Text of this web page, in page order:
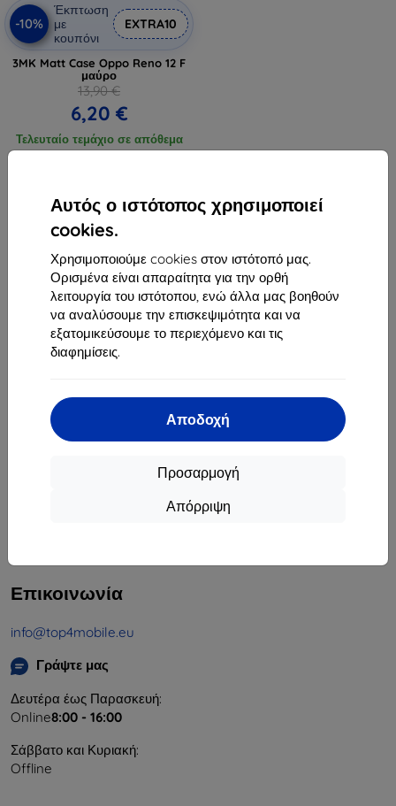
Αυτός ο ιστότοπος χρησιμοποιεί
cookies.
Χρησιμοποιούμε cookies στον ιστότοπό μας.
Ορισμένα είναι απαραίτητα για την ορθή
λειτουργία του ιστότοπου, ενώ άλλα μας βοηθούν
να αναλύσουμε την επισκεψιμότητα και να
εξατομικεύσουμε το περιεχόμενο και τις
διαφημίσεις.
Αποδοχή
Προσαρμογή
Απόρριψη
-10%
Έκπτωση
με
κουπόνι
EXTRA10
3MK Matt Case Oppo Reno 12 F
μαύρο
13,90 €
6,20 €
Τελευταίο τεμάχιο σε απόθεμα
του συνόλου3.
«
Shield-Sk s.r.o.
Οδός Rudolfa Mocka 3750/2A
Αριθμός Μητρώου Εταιρείας:46701494
Επικοινωνία
info@top4mobile.eu
Γράψτε μας
Δευτέρα έως Παρασκευή:
Online8:00 - 16:00
Σάββατο και Κυριακή:
Offline